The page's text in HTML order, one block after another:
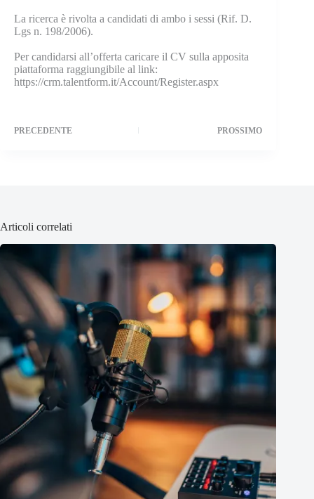
La ricerca è rivolta a candidati di ambo i sessi (Rif. D.
Lgs n. 198/2006).
Per candidarsi all’offerta caricare il CV sulla apposita
piattaforma raggiungibile al link:
https://crm.talentform.it/Account/Register.aspx
PRECEDENTE PROSSIMO
Articoli correlati